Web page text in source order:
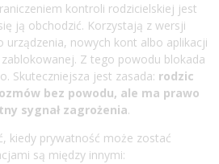
kontroli rodzicielskiej jest
ją obchodzić. Korzystają z wersji
urządzenia, nowych kont albo aplikacji
Z tego powodu blokada
Skuteczniejsza jest zasada: rodzic
bez powodu, ale ma prawo
sygnał zagrożenia.
kiedy prywatność może zostać
są między innymi: